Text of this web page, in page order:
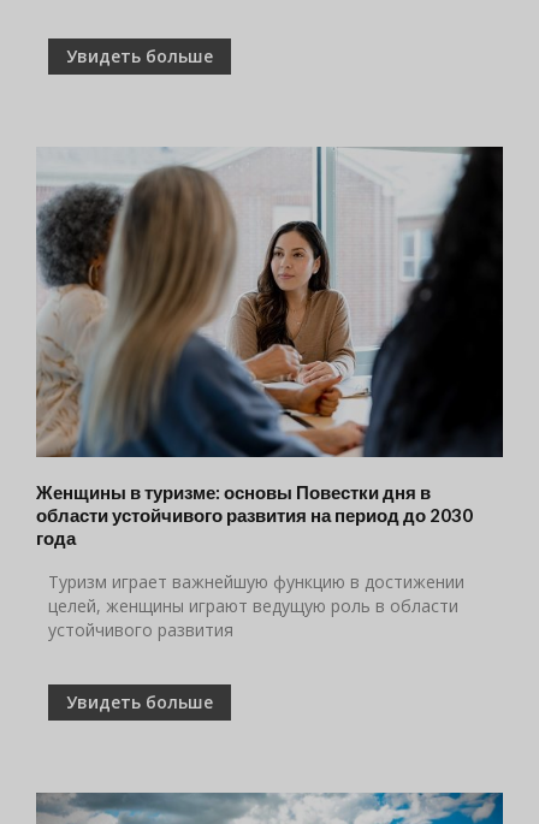
Увидеть больше
Женщины в туризме: основы Повестки дня в
области устойчивого развития на период до 2030
года
Туризм играет важнейшую функцию в достижении
целей, женщины играют ведущую роль в области
устойчивого развития
Увидеть больше